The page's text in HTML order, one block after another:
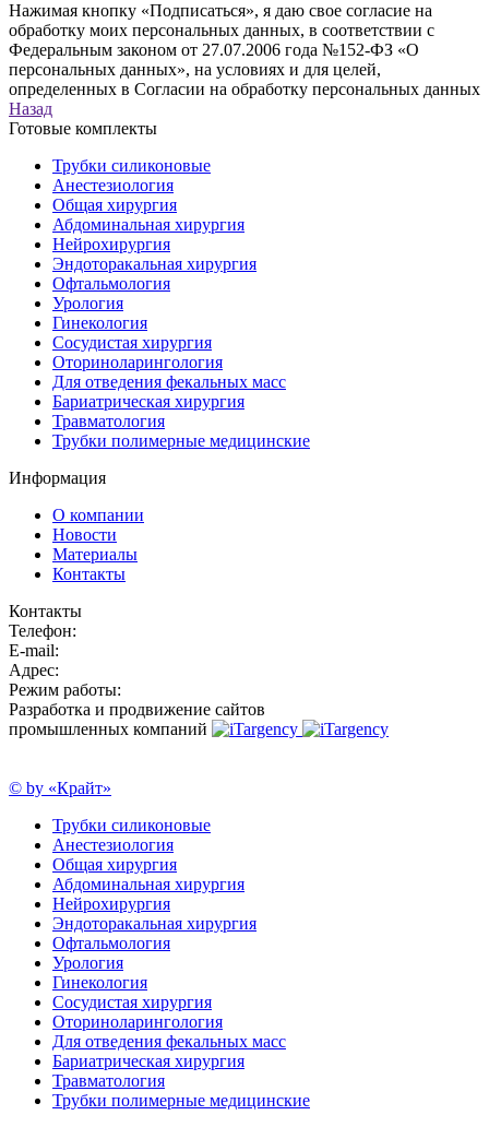
Нажимая кнопку «Подписаться», я даю свое согласие на
обработку моих персональных данных, в соответствии с
Федеральным законом от 27.07.2006 года №152-ФЗ «О
персональных данных», на условиях и для целей,
определенных в Согласии на обработку персональных данных
Назад
Готовые комплекты
Трубки силиконовые
Анестезиология
Общая хирургия
Абдоминальная хирургия
Нейрохирургия
Эндоторакальная хирургия
Офтальмология
Урология
Гинекология
Сосудистая хирургия
Оториноларингология
Для отведения фекальных масс
Бариатрическая хирургия
Травматология
Трубки полимерные медицинские
Информация
О компании
Новости
Материалы
Контакты
Контакты
Телефон:
E-mail:
Адрес:
Режим работы:
Разработка и продвижение сайтов
промышленных компаний
© by «Крайт»
Трубки силиконовые
Анестезиология
Общая хирургия
Абдоминальная хирургия
Нейрохирургия
Эндоторакальная хирургия
Офтальмология
Урология
Гинекология
Сосудистая хирургия
Оториноларингология
Для отведения фекальных масс
Бариатрическая хирургия
Травматология
Трубки полимерные медицинские